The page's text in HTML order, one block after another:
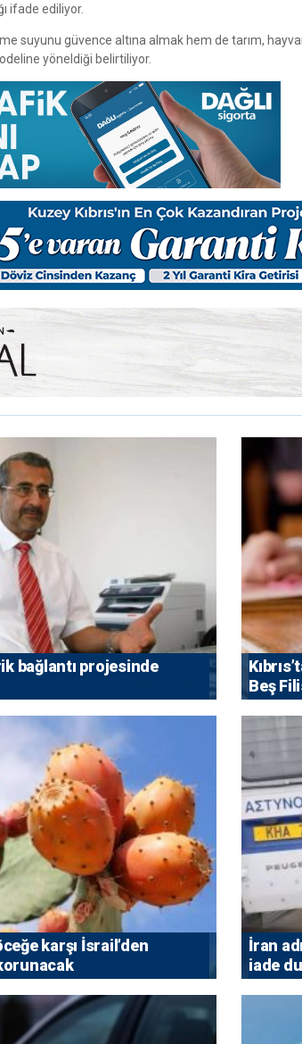
ifade ediliyor.
suyunu güvence altına almak hem de tarım,
yöneldiği belirtiliyor.
bağlantı projesinde
Beş
karşı İsrail’den
İran
iade